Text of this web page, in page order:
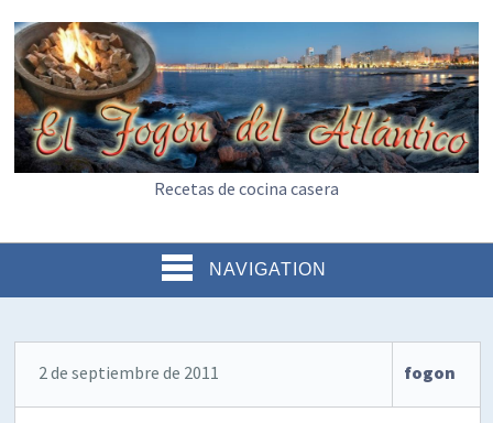
Recetas de cocina casera
NAVIGATION
2 de septiembre de 2011 fogon